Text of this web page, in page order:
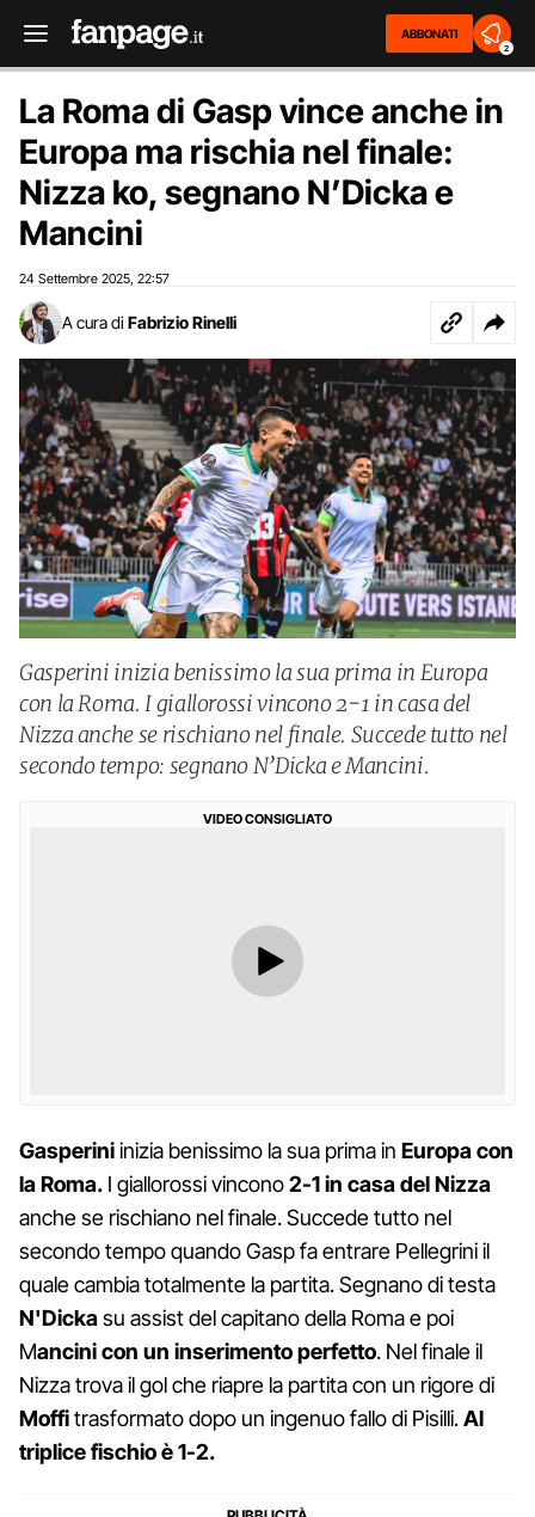
ABBONATI
2
La Roma di Gasp vince anche in
Europa ma rischia nel finale:
Nizza ko, segnano N’Dicka e
Mancini
24 Settembre 2025 22:57
A cura di Fabrizio Rinelli
Gasperini inizia benissimo la sua prima in Europa
con la Roma. I giallorossi vincono 2-1 in casa del
Nizza anche se rischiano nel finale. Succede tutto nel
secondo tempo: segnano N’Dicka e Mancini.
VIDEO CONSIGLIATO
Gasperiniinizia benissimo la sua prima in Europa con
la Roma. I giallorossi vincono2-1 in casa del Nizza
anche se rischiano nel finale. Succede tutto nel
secondo tempo quando Gasp fa entrare Pellegrini il
quale cambia totalmente la partita. Segnano di testa
N'Dickasu assist del capitano della Roma e poi
Mancini con un inserimento perfetto. Nel finale il
Nizza trova il gol che riapre la partita con un rigore di
Moffitrasformato dopo un ingenuo fallo di Pisilli.Al
triplice fischio è 1-2.